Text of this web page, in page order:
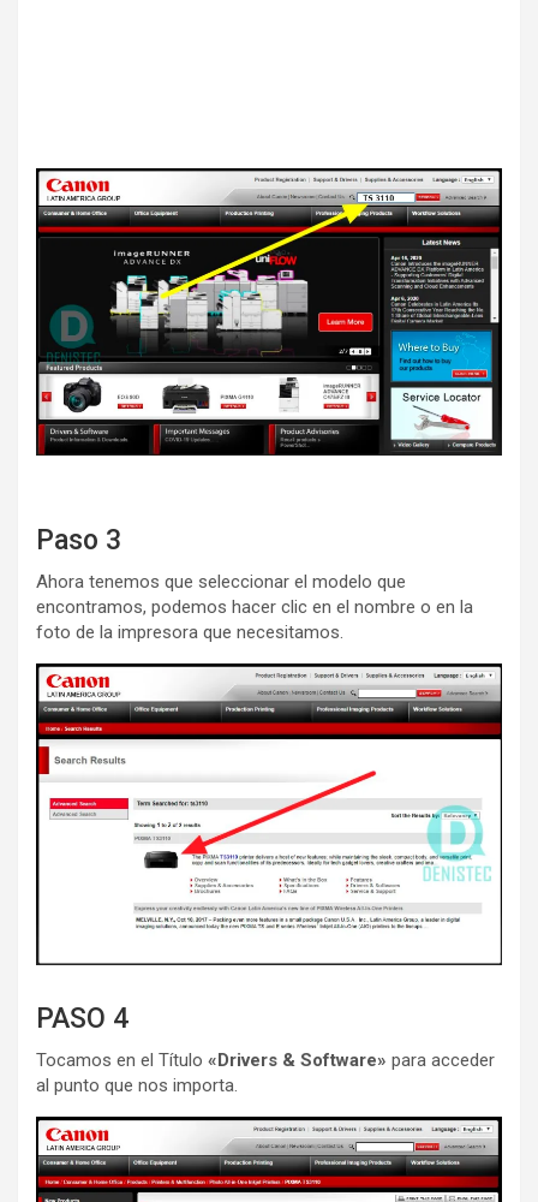
Paso 3
Ahora tenemos que seleccionar el modelo que
encontramos, podemos hacer clic en el nombre o en la
foto de la impresora que necesitamos.
PASO 4
Tocamos en el Título «Drivers & Software» para acceder
al punto que nos importa.